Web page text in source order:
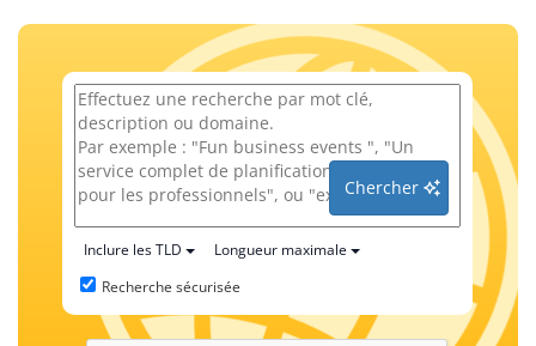
Chercher
Inclure les TLD
Longueur maximale
Recherche sécurisée